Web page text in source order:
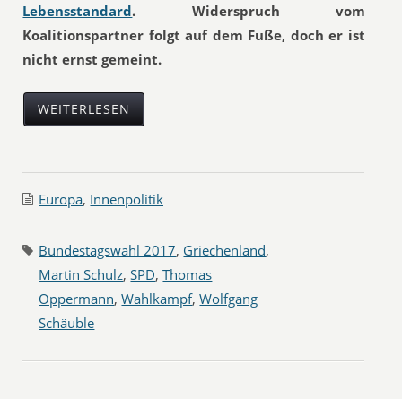
Lebensstandard. Widerspruch vom
Koalitionspartner folgt auf dem Fuße, doch er ist
nicht ernst gemeint.
WEITERLESEN
Europa, Innenpolitik
Bundestagswahl 2017, Griechenland,
Martin Schulz,SPD,Thomas
Oppermann,Wahlkampf,Wolfgang
Schäuble